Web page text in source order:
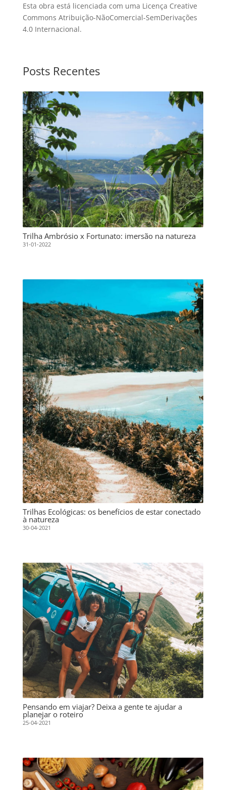
Esta obra está licenciada com uma Licença Creative
Commons Atribuição-NãoComercial-SemDerivações
4.0 Internacional.
Posts Recentes
Trilha Ambrósio x Fortunato: imersão na natureza
31-01-2022
Trilhas Ecológicas: os benefícios de estar conectado
à natureza
30-04-2021
Pensando em viajar? Deixa a gente te ajudar a
planejar o roteiro
25-04-2021